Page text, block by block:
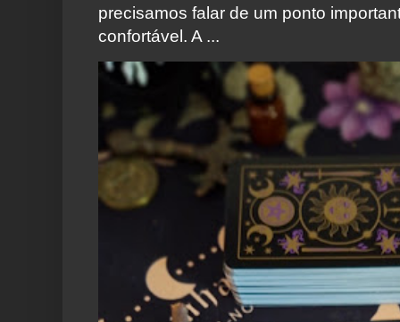
precisamos falar de um ponto
confortável. A ...